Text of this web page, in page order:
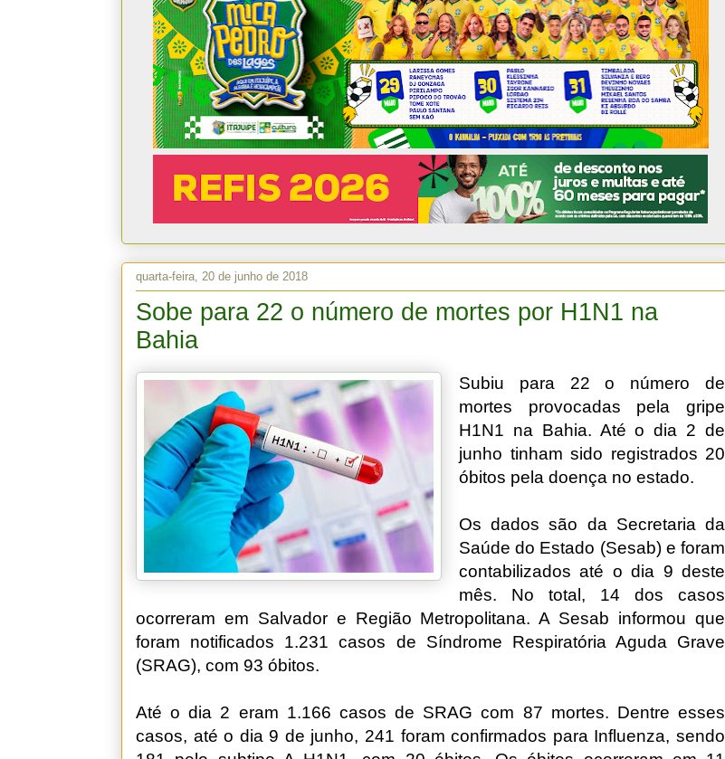
quarta-feira, 20 de junho de 2018
Sobe para 22 o número de mortes por H1N1 na
Bahia
Subiu para 22 o número de
mortes provocadas pela gripe
H1N1 na Bahia. Até o dia 2 de
junho tinham sido registrados 20
óbitos pela doença no estado.
Os dados são da Secretaria da
Saúde do Estado (Sesab) e foram
contabilizados até o dia 9 deste
mês. No total, 14 dos casos
ocorreram em Salvador e Região Metropolitana. A Sesab informou que
foram notificados 1.231 casos de Síndrome Respiratória Aguda Grave
(SRAG), com 93 óbitos.
Até o dia 2 eram 1.166 casos de SRAG com 87 mortes. Dentre esses
casos, até o dia 9 de junho, 241 foram confirmados para Influenza, sendo